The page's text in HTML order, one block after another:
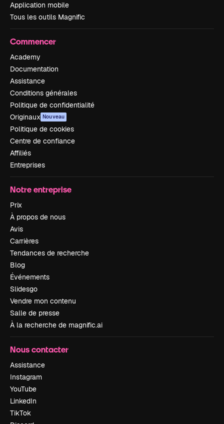
Application mobile
Tous les outils Magnific
Commencer
Academy
Documentation
Assistance
Conditions générales
Politique de confidentialité
Originaux Nouveau
Politique de cookies
Centre de confiance
Affiliés
Entreprises
Notre entreprise
Prix
À propos de nous
Avis
Carrières
Tendances de recherche
Blog
Événements
Slidesgo
Vendre mon contenu
Salle de presse
À la recherche de magnific.ai
Nous contacter
Assistance
Instagram
YouTube
LinkedIn
TikTok